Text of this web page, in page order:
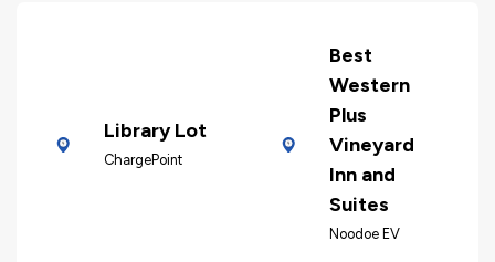
Library Lot
ChargePoint
Best
Western
Plus
Vineyard
Inn and
Suites
Noodoe EV